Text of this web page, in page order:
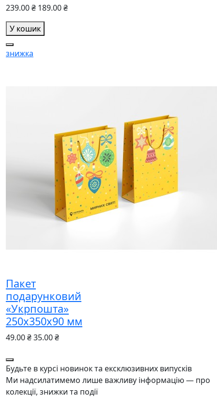
239.00 ₴ 189.00 ₴
У кошик
знижка
Пакет
подарунковий
«Укрпошта»
250х350х90 мм
49.00 ₴35.00 ₴
Будьте в курсі новинок та ексклюзивних випусків
Ми надсилатимемо лише важливу інформацію — про
колекції, знижки та події